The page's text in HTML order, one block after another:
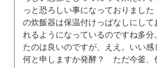
っと恐ろしい事になっておりまし
の炊飯器は保温付けっぱなしにし
れるようになっているのですね多
たのは良いのですが、ええ。いい感
何と申しますか発酵？ ただ今釜、